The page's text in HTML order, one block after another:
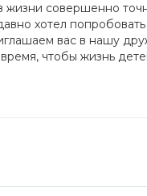
совершенно
хотел
вас в нашу
чтобы жизнь